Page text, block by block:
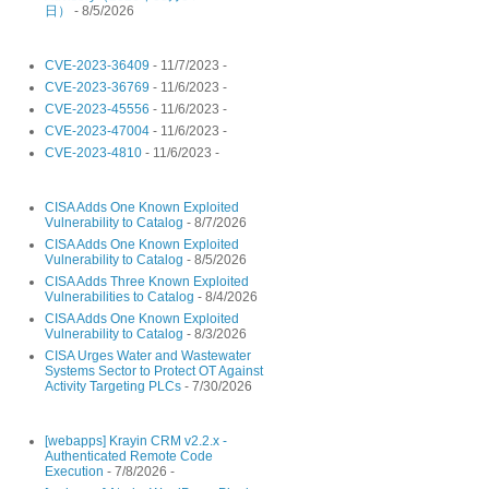
日）
- 8/5/2026
CVE-2023-36409 - 11/7/2023 -
CVE-2023-36769 - 11/6/2023 -
CVE-2023-45556 - 11/6/2023 -
CVE-2023-47004 - 11/6/2023 -
CVE-2023-4810 - 11/6/2023 -
CISA Adds One Known Exploited
Vulnerability to Catalog - 8/7/2026
CISA Adds One Known Exploited
Vulnerability to Catalog - 8/5/2026
CISA Adds Three Known Exploited
Vulnerabilities to Catalog - 8/4/2026
CISA Adds One Known Exploited
Vulnerability to Catalog - 8/3/2026
CISA Urges Water and Wastewater
Systems Sector to Protect OT Against
Activity Targeting PLCs - 7/30/2026
[webapps] Krayin CRM v2.2.x -
Authenticated Remote Code
Execution - 7/8/2026 -